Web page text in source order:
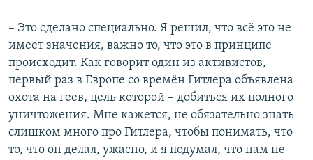
– Это сделано специально. Я решил, что всё это не
имеет значения, важно то, что это в принципе
происходит. Как говорит один из активистов,
первый раз в Европе со времён Гитлера объявлена
охота на геев, цель которой – добиться их полного
уничтожения. Мне кажется, не обязательно знать
слишком много про Гитлера, чтобы понимать, что
то, что он делал, ужасно, и я подумал, что нам не